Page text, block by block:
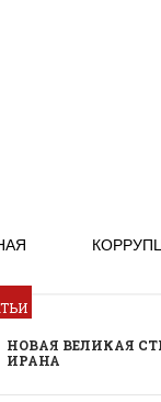
НОВАЯ ВЕЛИКАЯ
ИРАНА